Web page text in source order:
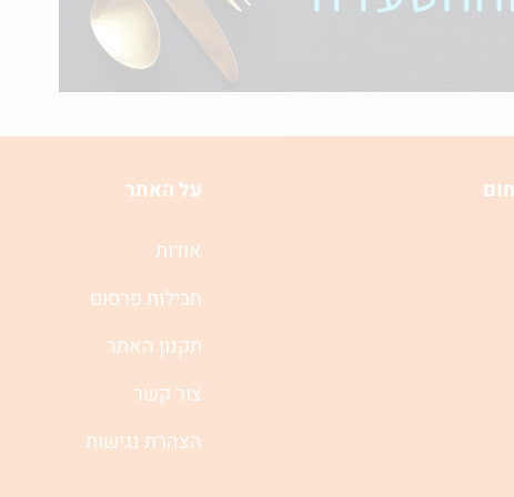
על האתר
אודות
חבילות פרסום
תקנון האתר
צור קשר
הצהרת נגישות